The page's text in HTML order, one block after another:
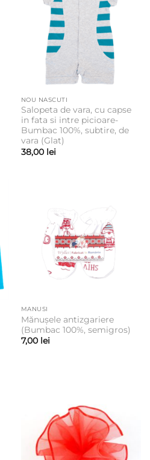
NOU NASCUTI
Salopeta de vara, cu capse
in fata si intre picioare-
Bumbac 100%, subtire, de
vara (Glat)
38,00 lei
MANUSI
Mănușele antizgariere
(Bumbac 100%, semigros)
7,00 lei